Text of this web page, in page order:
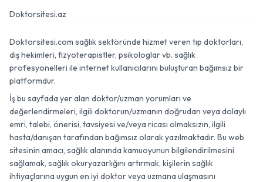
Doktorsitesi.az
Doktorsitesi.com sağlık sektöründe hizmet veren tıp doktorları,
diş hekimleri, fizyoterapistler, psikologlar vb. sağlık
profesyonelleri ile internet kullanıcılarını buluşturan bağımsız bir
platformdur.
İş bu sayfada yer alan doktor/uzman yorumları ve
değerlendirmeleri, ilgili doktorun/uzmanın doğrudan veya dolaylı
emri, talebi, önerisi, tavsiyesi ve/veya ricası olmaksızın, ilgili
hasta/danışan tarafından bağımsız olarak yazılmaktadır. Bu web
sitesinin amacı, sağlık alanında kamuoyunun bilgilendirilmesini
sağlamak, sağlık okuryazarlığını artırmak, kişilerin sağlık
ihtiyaçlarına uygun en iyi doktor veya uzmana ulaşmasını